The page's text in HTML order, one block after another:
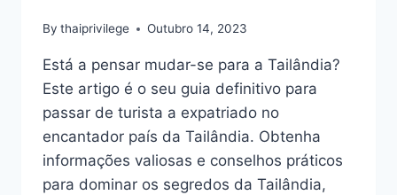
By thaiprivilege Outubro 14, 2023
Está a pensar mudar-se para a Tailândia?
Este artigo é o seu guia definitivo para
passar de turista a expatriado no
encantador país da Tailândia. Obtenha
informações valiosas e conselhos práticos
para dominar os segredos da Tailândia,